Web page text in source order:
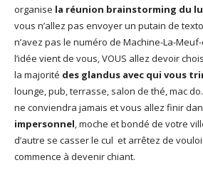
organise la réunion brainstorming du
vous n’allez pas envoyer un putain de
n’avez pas le numéro de Machine-La-Meuf-
l’idée vient de vous, VOUS allez devoir
la majorité des glandus avec qui vous
lounge, pub, terrasse, salon de thé, mac
ne conviendra jamais et vous allez finir
impersonnel, moche et bondé de votre
d’autre se casser le cul et arrêtez de
commence à devenir chiant.